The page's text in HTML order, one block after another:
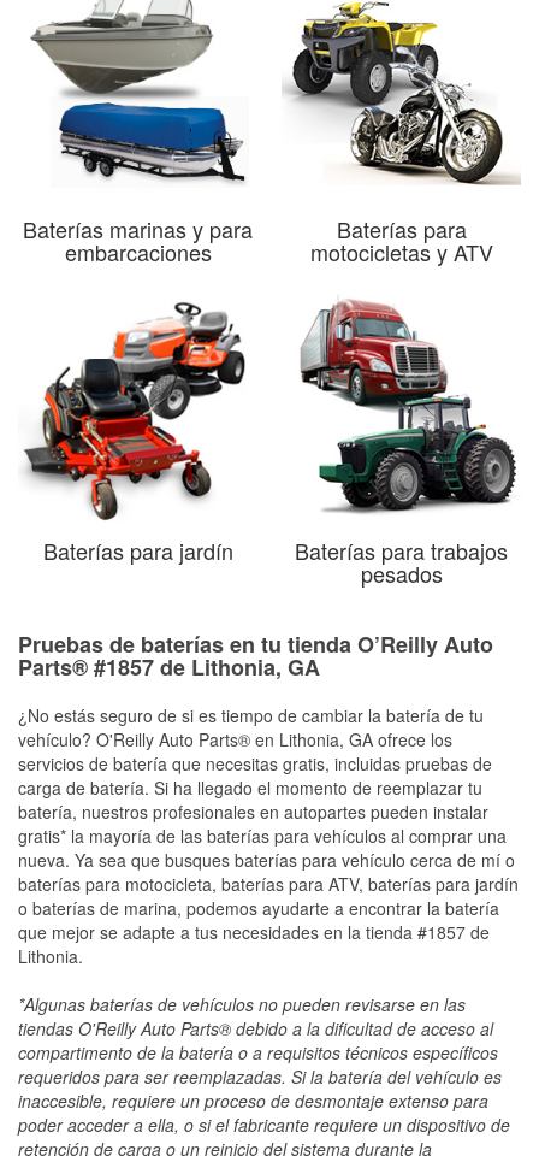
Baterías marinas y para
embarcaciones
Baterías para
motocicletas y ATV
Baterías para jardín Baterías para trabajos
pesados
Pruebas de baterías en tu tienda O’Reilly Auto
Parts® #1857 de Lithonia, GA
¿No estás seguro de si es tiempo de cambiar la batería de tu
vehículo? O'Reilly Auto Parts® en Lithonia, GA ofrece los
servicios de batería que necesitas gratis, incluidas pruebas de
carga de batería. Si ha llegado el momento de reemplazar tu
batería, nuestros profesionales en autopartes pueden instalar
gratis* la mayoría de las baterías para vehículos al comprar una
nueva. Ya sea que busques baterías para vehículo cerca de mí o
baterías para motocicleta, baterías para ATV, baterías para jardín
o baterías de marina, podemos ayudarte a encontrar la batería
que mejor se adapte a tus necesidades en la tienda #1857 de
Lithonia.
*Algunas baterías de vehículos no pueden revisarse en las
tiendas O'Reilly Auto Parts® debido a la dificultad de acceso al
compartimento de la batería o a requisitos técnicos específicos
requeridos para ser reemplazadas. Si la batería del vehículo es
inaccesible, requiere un proceso de desmontaje extenso para
poder acceder a ella, o si el fabricante requiere un dispositivo de
retención de carga o un reinicio del sistema durante la